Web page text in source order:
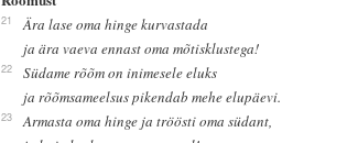
21
Ära lase oma hinge kurvastada
ja ära vaeva ennast oma mõtisklustega!
22
Südame rõõm on inimesele eluks
ja rõõmsameelsus pikendab mehe elupäevi.
23
Armasta oma hinge ja tröösti oma südant,